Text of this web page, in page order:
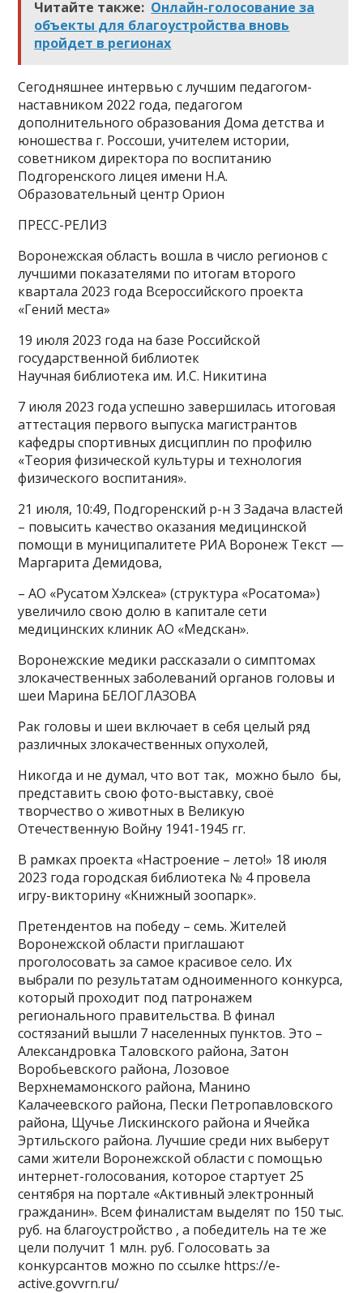
Читайте также: Онлайн-голосование за
объекты для благоустройства вновь
пройдет в регионах
Сегодняшнее интервью с лучшим педагогом-
наставником 2022 года, педагогом
дополнительного образования Дома детства и
юношества г. Россоши, учителем истории,
советником директора по воспитанию
Подгоренского лицея имени Н.А.
Образовательный центр Орион
ПРЕСС-РЕЛИЗ
Воронежская область вошла в число регионов с
лучшими показателями по итогам второго
квартала 2023 года Всероссийского проекта
«Гений места»
19 июля 2023 года на базе Российской
государственной библиотек
Научная библиотека им. И.С. Никитина
7 июля 2023 года успешно завершилась итоговая
аттестация первого выпуска магистрантов
кафедры спортивных дисциплин по профилю
«Теория физической культуры и технология
физического воспитания».
21 июля, 10:49, Подгоренский р-н 3 Задача властей
– повысить качество оказания медицинской
помощи в муниципалитете РИА Воронеж Текст —
Маргарита Демидова,
– АО «Русатом Хэлскеа» (структура «Росатома»)
увеличило свою долю в капитале сети
медицинских клиник АО «Медскан».
Воронежские медики рассказали о симптомах
злокачественных заболеваний органов головы и
шеи Марина БЕЛОГЛАЗОВА
Рак головы и шеи включает в себя целый ряд
различных злокачественных опухолей,
Никогда и не думал, что вот так, можно было бы,
представить свою фото-выставку, своё
творчество о животных в Великую
Отечественную Войну 1941-1945 гг.
В рамках проекта «Настроение – лето!» 18 июля
2023 года городская библиотека № 4 провела
игру-викторину «Книжный зоопарк».
Претендентов на победу – семь. Жителей
Воронежской области приглашают
проголосовать за самое красивое село. Их
выбрали по результатам одноименного конкурса,
который проходит под патронажем
регионального правительства. В финал
состязаний вышли 7 населенных пунктов. Это –
Александровка Таловского района, Затон
Воробьевского района, Лозовое
Верхнемамонского района, Манино
Калачеевского района, Пески Петропавловского
района, Щучье Лискинского района и Ячейка
Эртильского района. Лучшие среди них выберут
сами жители Воронежской области с помощью
интернет-голосования, которое стартует 25
сентября на портале «Активный электронный
гражданин». Всем финалистам выделят по 150 тыс.
руб. на благоустройство , а победитель на те же
цели получит 1 млн. руб. Голосовать за
конкурсантов можно по ссылке https://e-
active.govvrn.ru/